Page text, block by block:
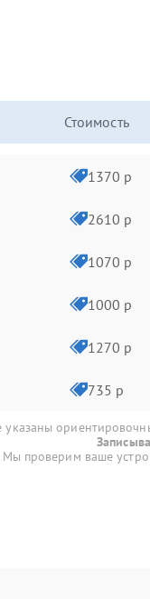
Стоимость
1370 р
2610 р
1070 р
1000 р
1270 р
735 р
Мы проверим ваше